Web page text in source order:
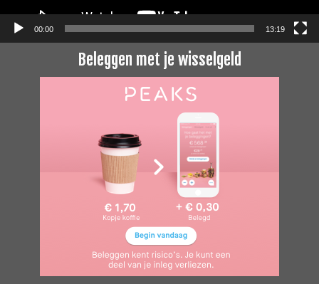
00:00 13:19
Beleggen met je wisselgeld